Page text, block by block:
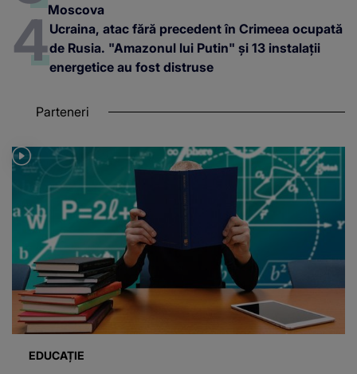
Moscova
Ucraina, atac fără precedent în Crimeea ocupată
de Rusia. "Amazonul lui Putin" și 13 instalații
energetice au fost distruse
Parteneri
EDUCAȚIE